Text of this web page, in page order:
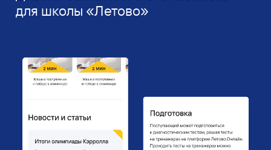
для школы «Летово»